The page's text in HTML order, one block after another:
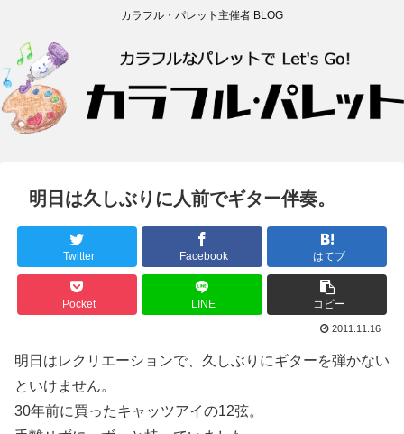
カラフル・パレット主催者 BLOG
明日は久しぶりに人前でギター伴奏。
Twitter Facebook はてブ
Pocket LINE コピー
2011.11.16
明日はレクリエーションで、久しぶりにギターを弾かない
といけません。
30年前に買ったキャッツアイの12弦。